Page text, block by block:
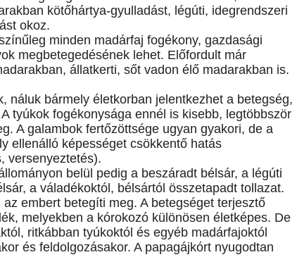
kötőhártya-gyulladást, légúti, idegrendszeri
okoz.
minden madárfaj fogékony, gazdasági
megbetegedésének lehet. Előfordult már
állatkerti, sőt vadon élő madarakban is.
náluk bármely életkorban jelentkezhet a betegség,
tyúkok fogékonysága ennél is kisebb, legtöbbször
A galambok fertőzöttsége ugyan gyakori, de a
ellenálló képességet csökkentő hatás
versenyeztetés).
belül pedig a beszáradt bélsár, a légúti
a váladékoktól, bélsártól összetapadt tollazat.
embert betegíti meg. A betegséget terjesztő
melyekben a kórokozó különösen életképes. De
ritkábban tyúkoktól és egyéb madárfajoktól
és feldolgozásakor. A papagájkórt nyugodtan